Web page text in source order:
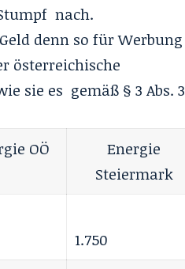
nach.
denn so für Werbung
österreichische
sie es gemäß § 3 Abs. 3
OÖ
Energie
Steiermark
1.750